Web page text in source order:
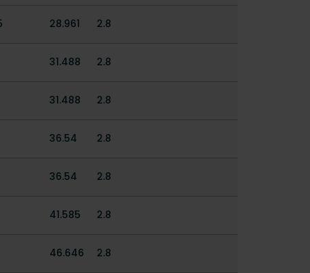
28.961 2.8
31.488 2.8
31.488 2.8
36.54 2.8
36.54 2.8
41.585 2.8
46.646 2.8